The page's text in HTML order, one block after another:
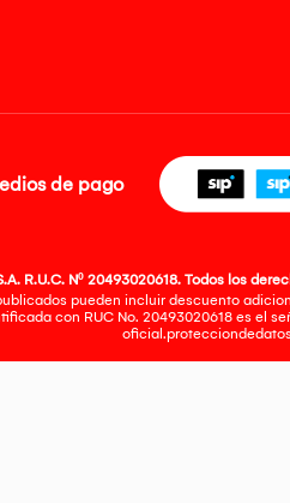
de pago
R.U.C. Nº 20493020618. Todos los
pueden incluir descuento
con RUC No. 20493020618 es el